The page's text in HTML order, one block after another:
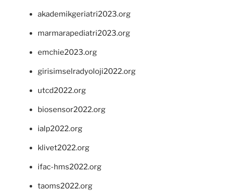
akademikgeriatri2023.org
marmarapediatri2023.org
emchie2023.org
girisimselradyoloji2022.org
utcd2022.org
biosensor2022.org
ialp2022.org
klivet2022.org
ifac-hms2022.org
taoms2022.org